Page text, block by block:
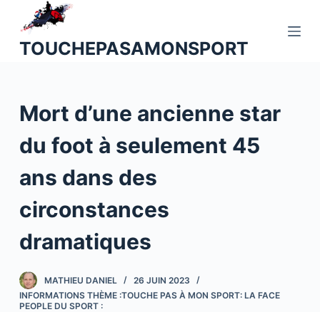
u
o
e
u
TOUCHEPASAMONSPORT
Mort d’une ancienne star
du foot à seulement 45
ans dans des
circonstances
dramatiques
MATHIEU DANIEL
26 JUIN 2023
INFORMATIONS THÈME :TOUCHE PAS À MON SPORT: LA FACE
PEOPLE DU SPORT :